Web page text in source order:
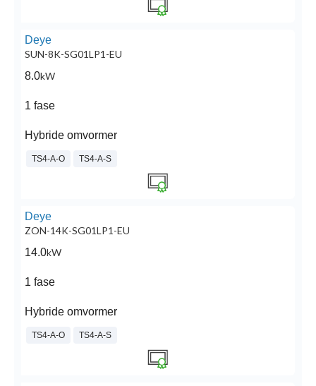
Deye
SUN-8K-SG01LP1-EU
8.0kW
1 fase
Hybride omvormer
TS4-A-O TS4-A-S
Deye
ZON-14K-SG01LP1-EU
14.0kW
1 fase
Hybride omvormer
TS4-A-O TS4-A-S